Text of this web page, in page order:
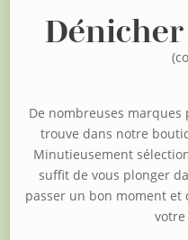
Dénicher
De nombreuses marques
trouve dans notre
Minutieusement
suffit de vous plonger
passer un bon moment